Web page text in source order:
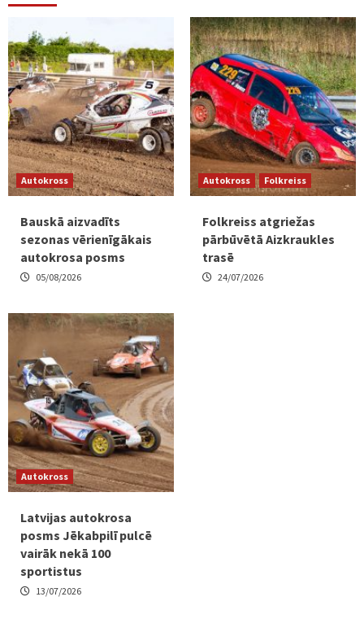
Autokross
Bauskā aizvadīts
sezonas vērienīgākais
autokrosa posms
05/08/2026
Autokross Folkreiss
Folkreiss atgriežas
pārbūvētā Aizkraukles
trasē
24/07/2026
Autokross
Latvijas autokrosa
posms Jēkabpilī pulcē
vairāk nekā 100
sportistus
13/07/2026